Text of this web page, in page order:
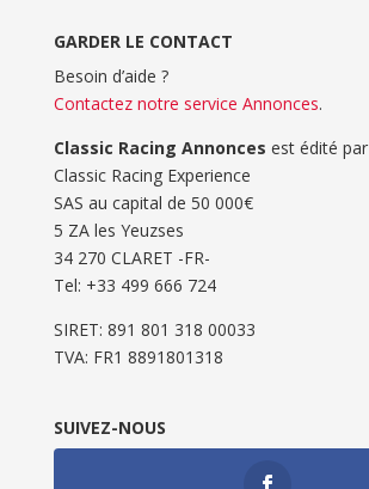
GARDER LE CONTACT
Besoin d’aide ?
Contactez notre service Annonces.
Classic Racing Annonces est édité par
Classic Racing Experience
SAS au capital de 50 000€
5 ZA les Yeuzses
34 270 CLARET -FR-
Tel: ‭+33 499 666 724‬
SIRET: 891 801 318 00033
TVA: FR1 8891801318
SUIVEZ-NOUS